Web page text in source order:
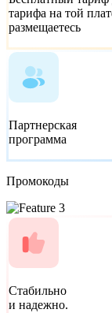
тарифа на той
размещаетесь
Партнерская
программа
Промокоды
Стабильно
и надежно.